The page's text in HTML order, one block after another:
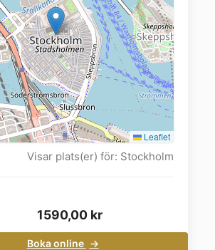
Leaflet
Visar plats(er) för: Stockholm
1590,00 kr
Boka online